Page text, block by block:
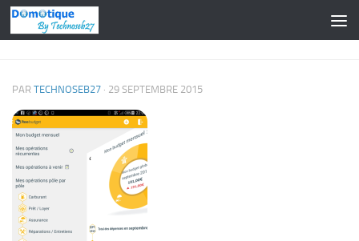
Skip to content
PAR TECHNOSEB27 · 29 SEPTEMBRE 2015